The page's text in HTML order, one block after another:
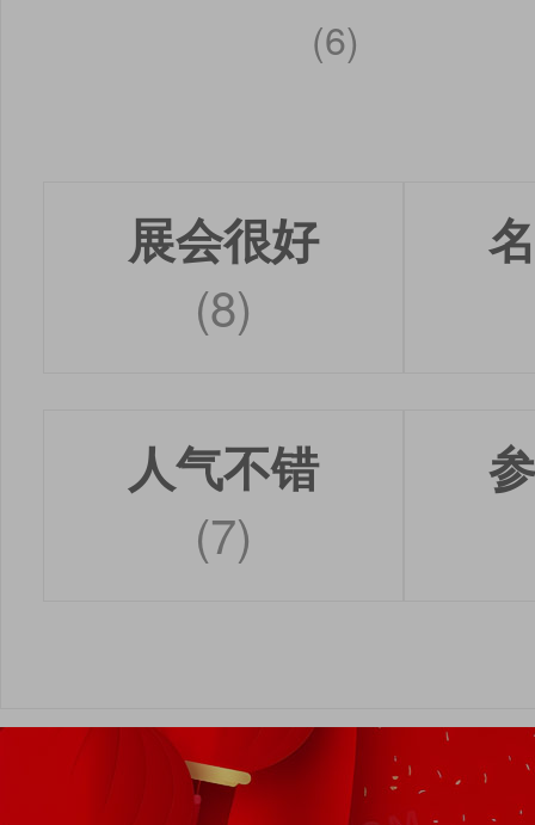
(6)
展会很好
(8)
人气不错
(7)